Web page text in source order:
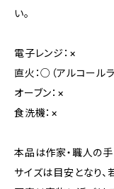
い。
電子レンジ：×
直火：○（アルコールラ
オーブン：×
食洗機：×
本品は作家・職人の手
サイズは目安となり